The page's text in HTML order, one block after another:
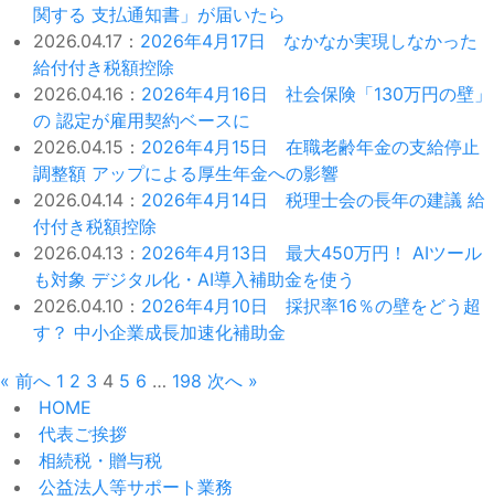
関する 支払通知書」が届いたら
2026.04.17： 2026年4月17日 なかなか実現しなかった
給付付き税額控除
2026.04.16： 2026年4月16日 社会保険「130万円の壁」
の 認定が雇用契約ベースに
2026.04.15： 2026年4月15日 在職老齢年金の支給停止
調整額 アップによる厚生年金への影響
2026.04.14： 2026年4月14日 税理士会の長年の建議 給
付付き税額控除
2026.04.13： 2026年4月13日 最大450万円！ AIツール
も対象 デジタル化・AI導入補助金を使う
2026.04.10： 2026年4月10日 採択率16％の壁をどう超
す？ 中小企業成長加速化補助金
« 前へ 1 2 3 4 5 6 … 198 次へ »
HOME
代表ご挨拶
相続税・贈与税
公益法人等サポート業務